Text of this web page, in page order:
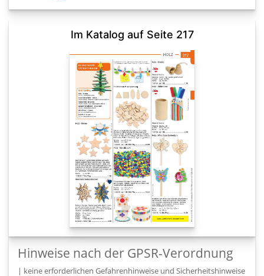
Im Katalog auf Seite 217
Hinweise nach der GPSR-Verordnung
| keine erforderlichen Gefahrenhinweise und Sicherheitshinweise